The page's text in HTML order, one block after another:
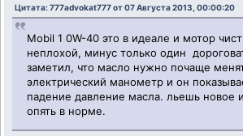
Цитата: 777advokat777 от 07 Августа 2013, 00:00:20
Mobil 1 0W-40 это в идеале и мотор
неплохой, минус только один
заметил, что масло нужно почаще
электрический манометр и он
падение давление масла. льешь новое
опять в норме.